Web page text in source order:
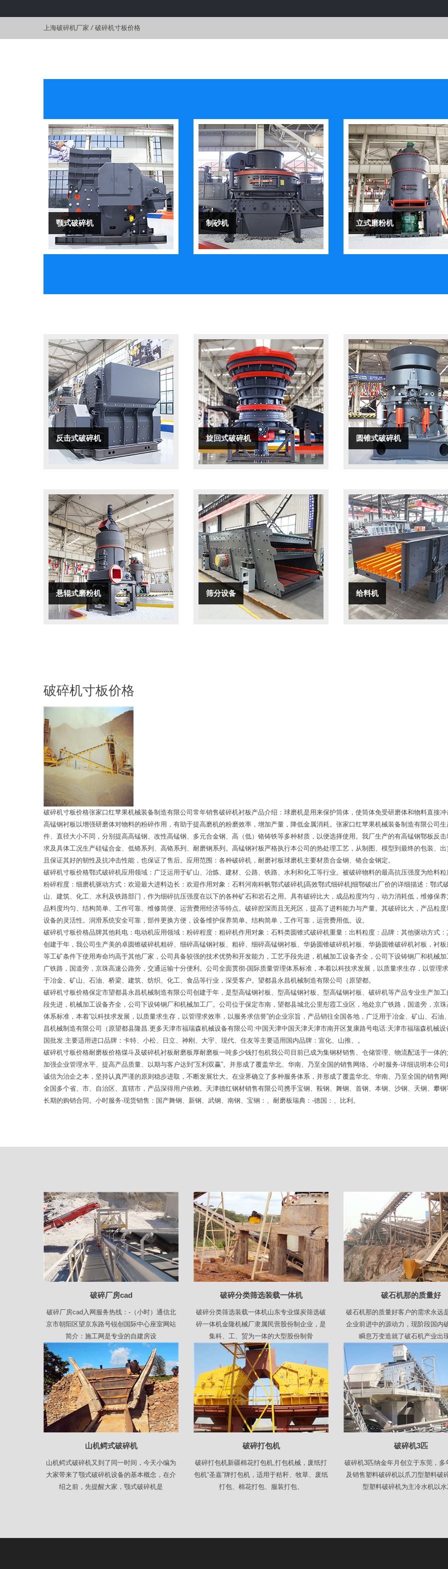
上海破碎机厂家 / 破碎机寸板价格
颚式破碎机 制砂机 立式磨粉机
反击式破碎机 旋回式破碎机 圆锥式破碎机
悬辊式磨粉机 筛分设备 给料机
破碎机寸板价格
破碎机寸板价格张家口红苹果机械装备制造有限公司常年销售破碎机衬板产品介绍：球磨机是用来保护筒体，使筒体免受研磨体和物料直接
高锰钢衬板以增强研磨体对物料的粉碎作用，有助于提高磨机的粉磨效率，增加产量，降低金属消耗。张家口红苹果机械装备制造有限公司
件、直径大小不同，分别提高高锰钢、改性高锰钢、多元合金钢、高（低）铬铸铁等多种材质，以便选择使用。我厂生产的有高锰钢鄂板反
求及具体工况生产硅锰合金、低铬系列、高铬系列、耐磨钢系列。高锰钢衬板严格执行本公司的热处理工艺，从制图、模型到最终的包装、
且保证其好的韧性及抗冲击性能，也保证了售后。应用范围：各种破碎机，耐磨衬板球磨机主要材质合金钢、铬合金钢定。
破碎机寸板价格鄂式破碎机应用领域：广泛运用于矿山、冶炼、建材、公路、铁路、水利和化工等行业。被破碎物料的最高抗压强度为给料
粉碎程度：细磨机驱动方式：欢迎最大进料边长：欢迎作用对象：石料河南科帆鄂式破碎机|高效鄂式细碎机|细鄂破出厂价的详细描述：鄂
山、建筑、化工、水利及铁路部门，作为细碎抗压强度在以下的各种矿石和岩石之用。具有破碎比大，成品粒度均匀，动力消耗低，维修保
品料度均匀、结构简单、工作可靠、维修简便、运营费用经济等特点。破碎腔深而且无死区，提高了进料能力与产量。其破碎比大，产品粒
设备的灵活性。润滑系统安全可靠，部件更换方便，设备维护保养简单。结构简单，工作可靠，运营费用低。设。
破碎机寸板价格品牌其他耗电：电动机应用领域：粉碎程度：粗碎机作用对象：石料类圆锥式破碎机重量：出料粒度：品牌：其他驱动方式
创建于年，我公司生产美的卓圆锥破碎机粗碎、细碎高锰钢衬板、粗碎、细碎高锰钢衬板、华扬圆锥破碎机衬板、华扬圆锥破碎机衬板，衬
等工矿条件下使用寿命均高于其他厂家，公司具备较强的技术优势和开发能力，工艺手段先进，机械加工设备齐全，公司下设铸钢厂和机械
广铁路，国道旁，京珠高速公路旁，交通运输十分便利。公司全面贯彻-国际质量管理体系标准，本着以科技求发展，以质量求生存，以管理
于冶金、矿山、石油、桥梁、建筑、纺织、化工、食品等行业，深受客户。望都县永昌机械制造有限公司（原望都。
破碎机寸板价格保定市望都县永昌机械制造有限公司创建于年，是型高锰钢衬板、型高锰钢衬板、型高锰钢衬板、破碎机等产品专业生产加
段先进，机械加工设备齐全，公司下设铸钢厂和机械加工厂。公司位于保定市南，望都县城北公里彤霞工业区，地处京广铁路，国道旁，京
体系标准，本着“以科技求发展，以质量求生存，以管理求效率，以服务求信誉”的企业宗旨，产品销往全国各地，广泛用于冶金、矿山、石
昌机械制造有限公司（原望都县隆昌.更多天津市福瑞森机械设备有限公司:中国天津中国天津天津市南开区复康路号电话:天津市福瑞森机械
国批发.主要适用进口品牌：卡特、小松、日立、神刚、大宇、现代、住友等主要适用国内品牌：宣化、山推、。
破碎机寸板价格耐磨板价格煤斗及破碎机衬板耐磨板厚耐磨板一吨多少钱打包机我公司目前已成为集钢材销售、仓储管理、物流配送于一体
加强企业管理水平、提高产品质量、以期与客户达到“互利双赢”。并形成了覆盖华北、华南、乃至全国的销售网络。小时服务-详细说明本公
诚信为治企之本，坚持认真严谨的原则稳步进取，不断发展壮大。在业界确立了多种服务体系，并形成了覆盖华北、华南、乃至全国的销售
全国多个省、市、自治区、直辖市，产品深得用户依赖。天津德红钢材销售有限公司携手宝钢、鞍钢、舞钢、首钢、本钢、沙钢、天钢、攀
长期的购销合同。小时服务-现货销售：国产舞钢、新钢、武钢、南钢、宝钢：、耐磨板瑞典：-德国：、比利。
破碎厂房cad
破碎厂房cad入网服务热线：-（小时）通信北
京市朝阳区望京东路号锐创国际中心座室网站
简介：施工网是专业的自建房设
破碎分类筛选装载一体机
破碎分类筛选装载一体机山东专业煤炭筛选破
碎一体机金隆机械厂隶属民营股份制企业，是
集科、工、贸为一体的大型股份制骨
破石机那的质量好
破石机那的质量好客户的需求永远
企业前进中的源动力，现阶段国内
瞬息万变造就了破石机产业出
山机鳄式破碎机
山机鳄式破碎机又到了同一时间，今天小编为
大家带来了颚式破碎机设备的基本概念，在介
绍之前，先提醒大家，颚式破碎机是
破碎打包机
破碎打包机新疆棉花打包机,打包机械，废纸打
包机“圣嘉”牌打包机，适用于秸秆、牧草、废纸
打包、棉花打包、服装打包、
破碎机3匹
破碎机3匹纳金年月创立于东莞，多
及销售塑料破碎机以爪刀型塑料破
型塑料破碎机为主冷水机以